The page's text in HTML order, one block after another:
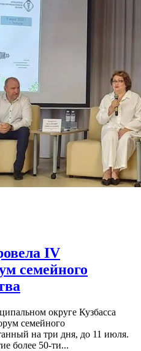
IV
семейного
округе Кузбасса
семейного
на три дня, до 11 июля.
более 50-ти...